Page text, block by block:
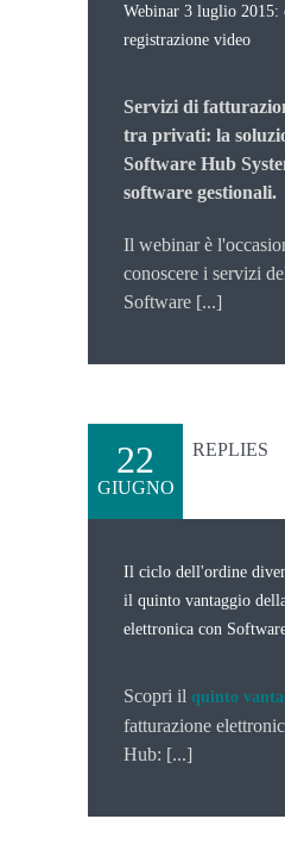
Webinar 3 luglio 2015:
registrazione video
Servizi di
tra privati: la
Software Hub
software gestionali.
Il webinar è
conoscere i servizi
Software [...]
22
GIUGNO
REPLIES
Il ciclo dell'ordine
il quinto vantaggio della
elettronica con
Scopri il quinto
fatturazione
Hub: [...]